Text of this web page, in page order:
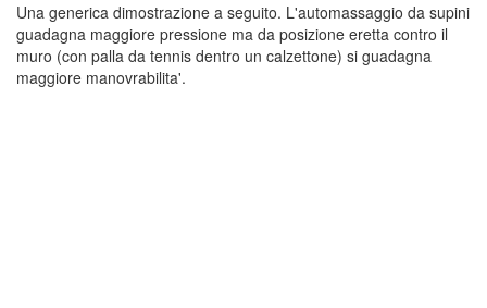
Una generica dimostrazione a seguito. L'automassaggio da supini
guadagna maggiore pressione ma da posizione eretta contro il
muro (con palla da tennis dentro un calzettone) si guadagna
maggiore manovrabilita'.